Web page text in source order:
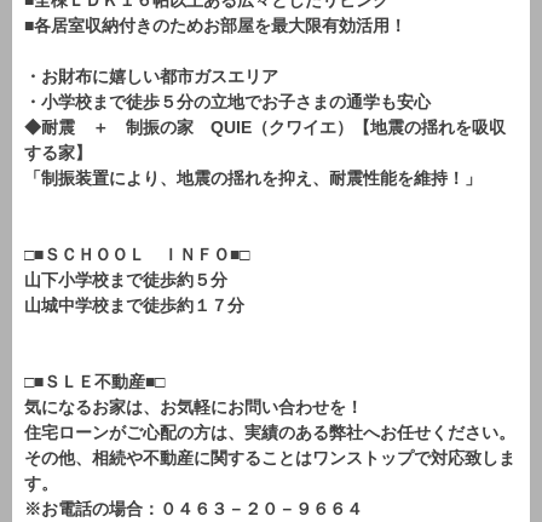
■各居室収納付きのためお部屋を最大限有効活用！
・お財布に嬉しい都市ガスエリア
・小学校まで徒歩５分の立地でお子さまの通学も安心
◆耐震 ＋ 制振の家 QUIE（クワイエ）【地震の揺れを吸収
する家】
「制振装置により、地震の揺れを抑え、耐震性能を維持！」
□■ＳＣＨＯＯＬ ＩＮＦＯ■□
山下小学校まで徒歩約５分
山城中学校まで徒歩約１７分
□■ＳＬＥ不動産■□
気になるお家は、お気軽にお問い合わせを！
住宅ローンがご心配の方は、実績のある弊社へお任せください。
その他、相続や不動産に関することはワンストップで対応致しま
す。
※お電話の場合：０４６３－２０－９６６４